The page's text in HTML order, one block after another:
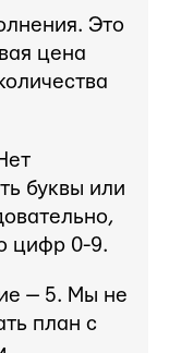
Это
цена
буквы или
цифр 0-9.
— 5. Мы не
план с